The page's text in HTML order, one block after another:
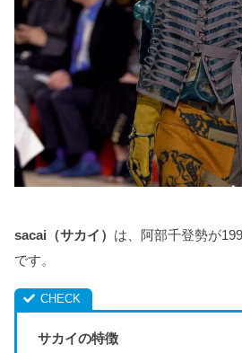
sacai（サカイ） は、阿部千登勢が
です。
サカイの特徴